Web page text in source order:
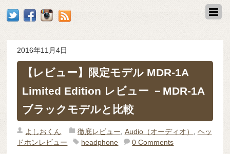
2016年11月4日
【レビュー】限定モデル MDR-1A
Limited Edition レビュー －MDR-1A
ブラックモデルと比較
よしおくん 徹底レビュー Audio（オーディオ）
ヘッ
ドホンレビュー
headphone 0 Comments